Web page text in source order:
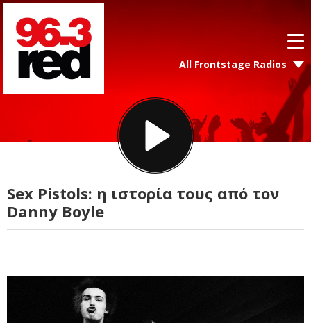
All Frontstage Radios
Sex Pistols: η ιστορία τους από τον
Danny Boyle